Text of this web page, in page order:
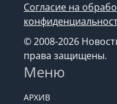
Согласие на
© 2008-2026
права защищены.
Меню
АРХИВ